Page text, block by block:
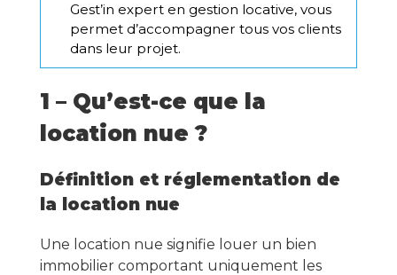
Gest’in expert en gestion locative, vous
permet d’accompagner tous vos clients
dans leur projet.
1 – Qu’est-ce que la
location nue ?
Définition et réglementation de
la location nue
Une location nue signifie louer un bien
immobilier comportant uniquement les